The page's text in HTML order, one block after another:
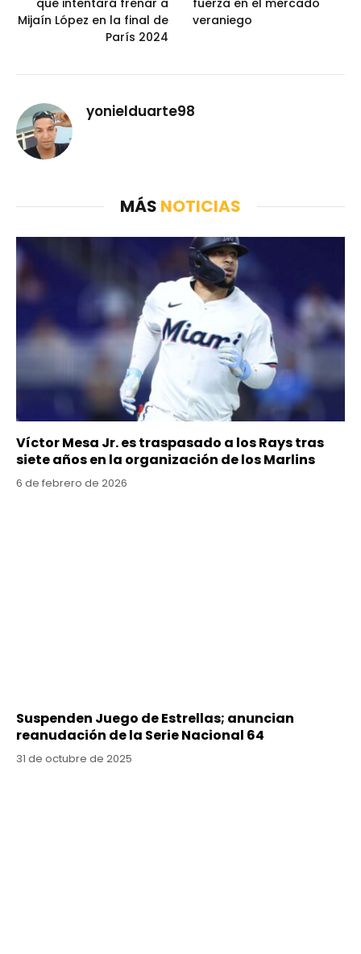
Mijaín López en la final de
París 2024
veraniego
yonielduarte98
MÁS NOTICIAS
Víctor Mesa Jr. es traspasado a los Rays tras
siete años en la organización de los Marlins
6 de febrero de 2026
Suspenden Juego de Estrellas; anuncian
reanudación de la Serie Nacional 64
31 de octubre de 2025